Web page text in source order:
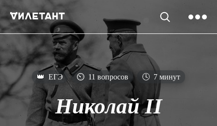
👑 ЕГЭ ⏲ 11 вопросов 🕓 7 минут
Николай II